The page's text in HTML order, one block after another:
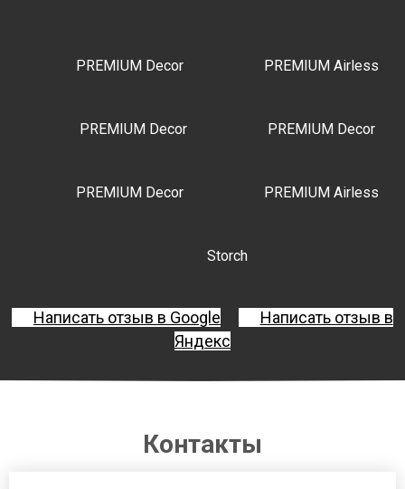
PREMIUM Decor PREMIUM Airless
PREMIUM Decor PREMIUM Decor
PREMIUM Decor PREMIUM Airless
Storch
Написать отзыв в Google
Написать отзыв в
Яндекс
Контакты